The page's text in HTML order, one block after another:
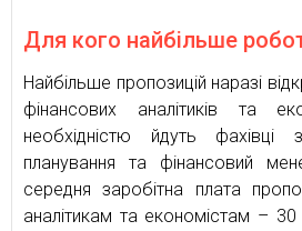
Для кого найбільше
Найбільше пропозицій наразі
фінансових аналітиків та
необхідністю йдуть
планування та фінансовий
середня заробітна плата
аналітикам та економістам –